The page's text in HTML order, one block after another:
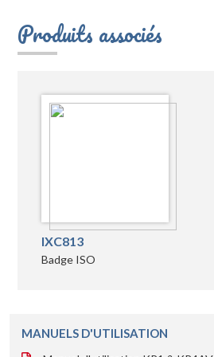
Produits associés
IXC813
Badge ISO
MANUELS D'UTILISATION